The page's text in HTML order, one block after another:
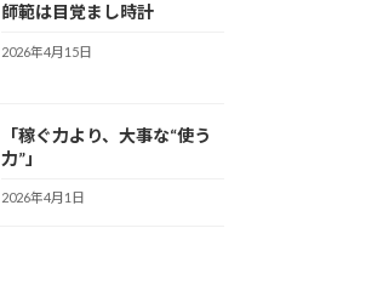
師範は目覚まし時計
2026年4月15日
「稼ぐ力より、大事な“使う
力”」
2026年4月1日